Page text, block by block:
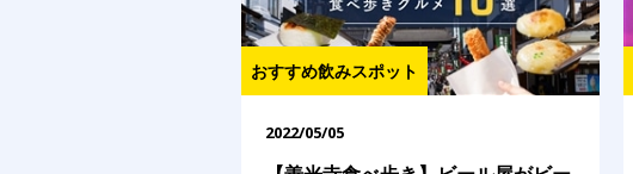
おすすめ飲みスポット
2022/05/05